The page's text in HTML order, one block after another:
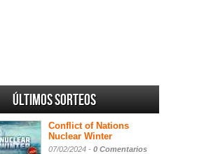
Últimos sorteos
Conflict of Nations
Nuclear Winter
07/02/2024 - 0 Comentarios